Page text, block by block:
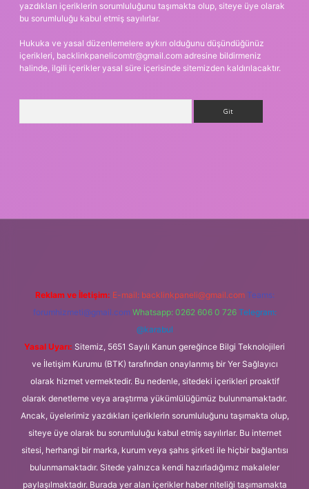
yazdıkları içeriklerin sorumluluğunu taşımakta olup, siteye üye olarak
bu sorumluluğu kabul etmiş sayılırlar.
Hukuka ve yasal düzenlemelere aykırı olduğunu düşündüğünüz
içerikleri, backlinkpanelicomtr@gmail.com adresine bildirmeniz
halinde, ilgili içerikler yasal süre içerisinde sitemizden kaldırılacaktır.
Reklam ve İletişim: E-mail: backlinkpaneli@gmail.com Teams:
forumhizmeti@gmail.com Whatsapp: 0262 606 0 726 Telegram:
@karabul
Yasal Uyarı: Sitemiz, 5651 Sayılı Kanun gereğince Bilgi Teknolojileri
ve İletişim Kurumu (BTK) tarafından onaylanmış bir Yer Sağlayıcı
olarak hizmet vermektedir. Bu nedenle, sitedeki içerikleri proaktif
olarak denetleme veya araştırma yükümlülüğümüz bulunmamaktadır.
Ancak, üyelerimiz yazdıkları içeriklerin sorumluluğunu taşımakta olup,
siteye üye olarak bu sorumluluğu kabul etmiş sayılırlar. Bu internet
sitesi, herhangi bir marka, kurum veya şahıs şirketi ile hiçbir bağlantısı
bulunmamaktadır. Sitede yalnızca kendi hazırladığımız makaleler
paylaşılmaktadır. Burada yer alan içerikler haber niteliği taşımamakta